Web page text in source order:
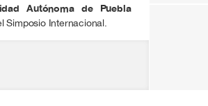
Autónoma de Puebla
Simposio Internacional.